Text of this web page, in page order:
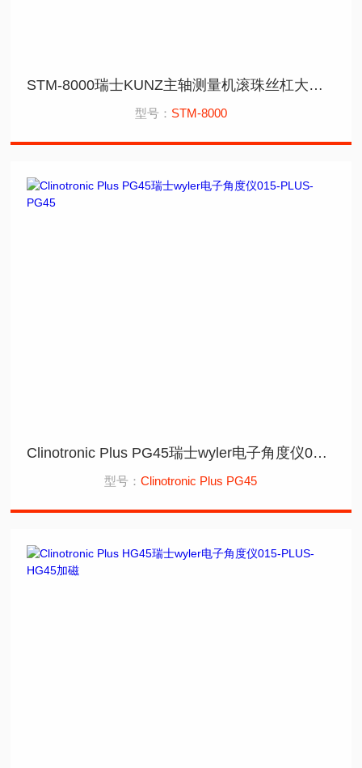
STM-8000瑞士KUNZ主轴测量机滚珠丝杠大尺寸高精度
型号： STM-8000
Clinotronic Plus PG45瑞士wyler电子角度仪015-PLUS-PG45
型号：Clinotronic Plus PG45